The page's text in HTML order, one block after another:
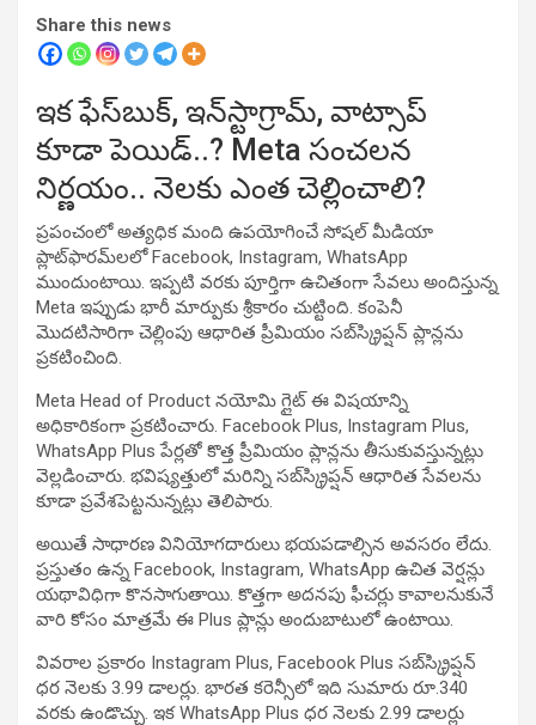
Share this news
ఇక ఫేస్‌బుక్, ఇన్‌స్టాగ్రామ్, వాట్సాప్
కూడా పెయిడ్..? Meta సంచలన
నిర్ణయం.. నెలకు ఎంత చెల్లించాలి?
ప్రపంచంలో అత్యధిక మంది ఉపయోగించే సోషల్ మీడియా
ప్లాట్‌ఫారమ్‌లలో Facebook, Instagram, WhatsApp
ముందుంటాయి. ఇప్పటి వరకు పూర్తిగా ఉచితంగా సేవలు అందిస్తున్న
Meta ఇప్పుడు భారీ మార్పుకు శ్రీకారం చుట్టింది. కంపెనీ
మొదటిసారిగా చెల్లింపు ఆధారిత ప్రీమియం సబ్‌స్క్రిప్షన్ ప్లాన్లను
ప్రకటించింది.
Meta Head of Product నయోమి గ్లైట్ ఈ విషయాన్ని
అధికారికంగా ప్రకటించారు. Facebook Plus, Instagram Plus,
WhatsApp Plus పేర్లతో కొత్త ప్రీమియం ప్లాన్లను తీసుకువస్తున్నట్లు
వెల్లడించారు. భవిష్యత్తులో మరిన్ని సబ్‌స్క్రిప్షన్ ఆధారిత సేవలను
కూడా ప్రవేశపెట్టనున్నట్లు తెలిపారు.
అయితే సాధారణ వినియోగదారులు భయపడాల్సిన అవసరం లేదు.
ప్రస్తుతం ఉన్న Facebook, Instagram, WhatsApp ఉచిత వెర్షన్లు
యథావిధిగా కొనసాగుతాయి. కొత్తగా అదనపు ఫీచర్లు కావాలనుకునే
వారి కోసం మాత్రమే ఈ Plus ప్లాన్లు అందుబాటులో ఉంటాయి.
వివరాల ప్రకారం Instagram Plus, Facebook Plus సబ్‌స్క్రిప్షన్
ధర నెలకు 3.99 డాలర్లు. భారత కరెన్సీలో ఇది సుమారు రూ.340
వరకు ఉండొచ్చు. ఇక WhatsApp Plus ధర నెలకు 2.99 డాలర్లు